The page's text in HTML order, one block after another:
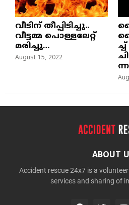
വീടിന് തീപ്പിടിച്ചു..
വീട്ടമ്മ പൊള്ളലേറ്റ്
മരിച്ചു…
August 15, 2022
ABOUT
Accident rescue 24x7 is a
services and sharing of